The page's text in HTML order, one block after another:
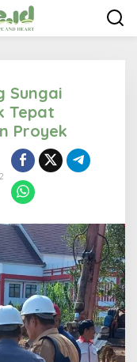
Sungai
Tepat
Proyek